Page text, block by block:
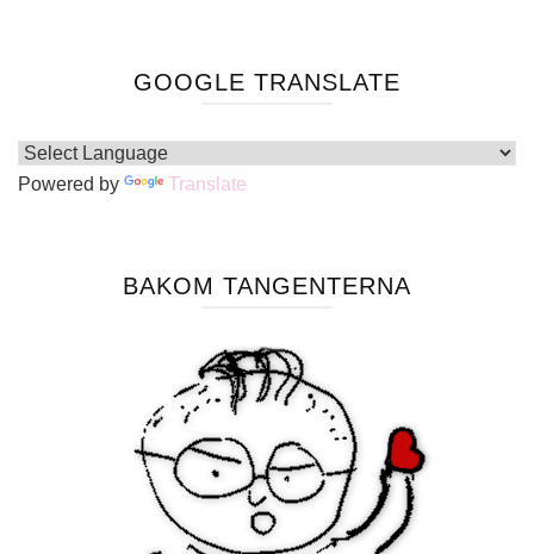
GOOGLE TRANSLATE
Powered by Translate
BAKOM TANGENTERNA